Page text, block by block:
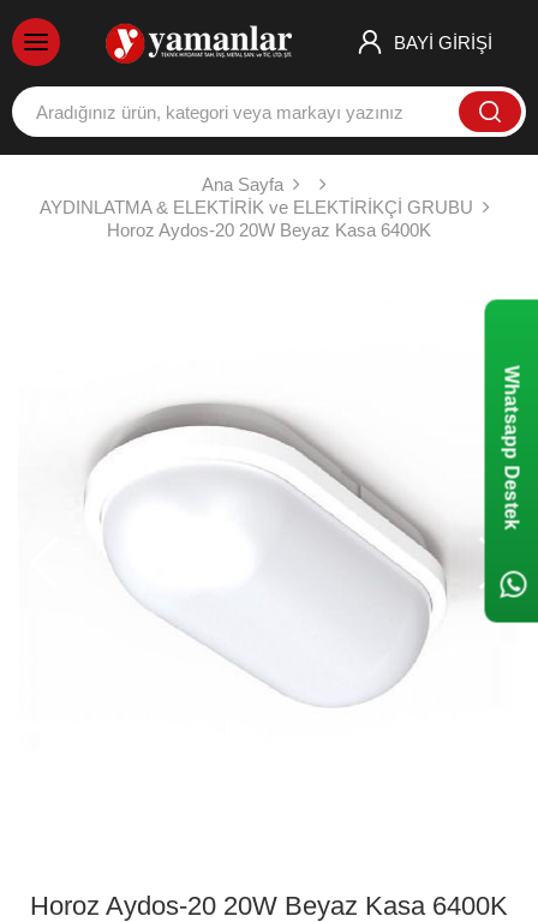
BAYİ GİRİŞİ
Ana Sayfa
AYDINLATMA & ELEKTİRİK ve ELEKTİRİKÇİ GRUBU
Horoz Aydos-20 20W Beyaz Kasa 6400K
Horoz Aydos-20 20W Beyaz Kasa 6400K
Whatsapp Destek